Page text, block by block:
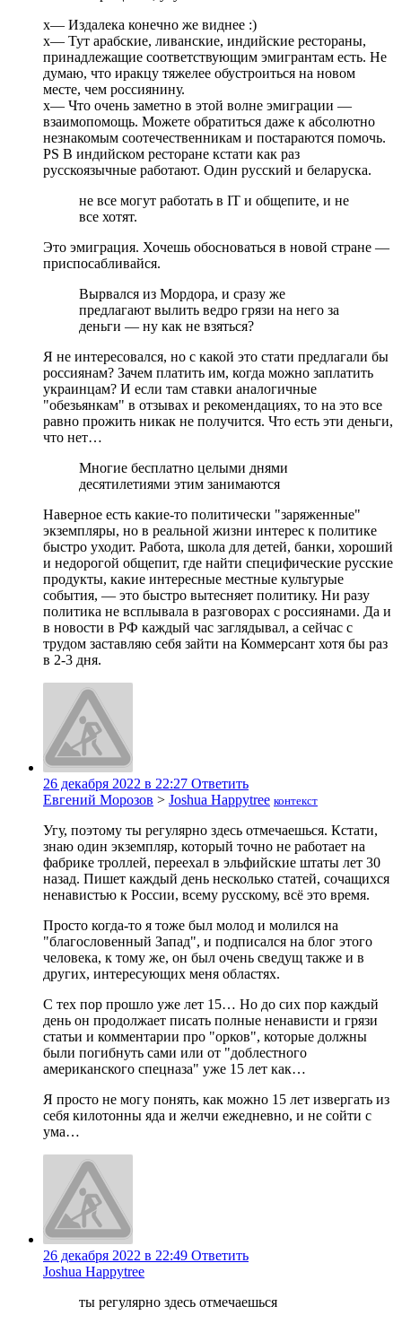
х— Издалека конечно же виднее :)
х— Тут арабские, ливанские, индийские рестораны,
принадлежащие соответствующим эмигрантам есть. Не
думаю, что иракцу тяжелее обустроиться на новом
месте, чем россиянину.
х— Что очень заметно в этой волне эмиграции —
взаимопомощь. Можете обратиться даже к абсолютно
незнакомым соотечественникам и постараются помочь.
PS В индийском ресторане кстати как раз
русскоязычные работают. Один русский и беларуска.
не все могут работать в IT и общепите, и не
все хотят.
Это эмиграция. Хочешь обосноваться в новой стране —
приспосабливайся.
Вырвался из Мордора, и сразу же
предлагают вылить ведро грязи на него за
деньги — ну как не взяться?
Я не интересовался, но с какой это стати предлагали бы
россиянам? Зачем платить им, когда можно заплатить
украинцам? И если там ставки аналогичные
"обезьянкам" в отзывах и рекомендациях, то на это все
равно прожить никак не получится. Что есть эти деньги,
что нет…
Многие бесплатно целыми днями
десятилетиями этим занимаются
Наверное есть какие-то политически "заряженные"
экземпляры, но в реальной жизни интерес к политике
быстро уходит. Работа, школа для детей, банки, хороший
и недорогой общепит, где найти специфические русские
продукты, какие интересные местные культурые
события, — это быстро вытесняет политику. Ни разу
политика не всплывала в разговорах с россиянами. Да и
в новости в РФ каждый час заглядывал, а сейчас с
трудом заставляю себя зайти на Коммерсант хотя бы раз
в 2-3 дня.
26 декабря 2022 в 22:27 Ответить
Евгений Морозов > Joshua Happytree контекст
Угу, поэтому ты регулярно здесь отмечаешься. Кстати,
знаю один экземпляр, который точно не работает на
фабрике троллей, переехал в эльфийские штаты лет 30
назад. Пишет каждый день несколько статей, сочащихся
ненавистью к России, всему русскому, всё это время.
Просто когда-то я тоже был молод и молился на
"благословенный Запад", и подписался на блог этого
человека, к тому же, он был очень сведущ также и в
других, интересующих меня областях.
С тех пор прошло уже лет 15… Но до сих пор каждый
день он продолжает писать полные ненависти и грязи
статьи и комментарии про "орков", которые должны
были погибнуть сами или от "доблестного
американского спецназа" уже 15 лет как…
Я просто не могу понять, как можно 15 лет извергать из
себя килотонны яда и желчи ежедневно, и не сойти с
ума…
26 декабря 2022 в 22:49 Ответить
Joshua Happytree
ты регулярно здесь отмечаешься